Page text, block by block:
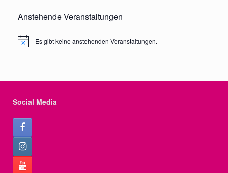
Anstehende Veranstaltungen
Notice Es gibt keine anstehenden Veranstaltungen.
Social Media